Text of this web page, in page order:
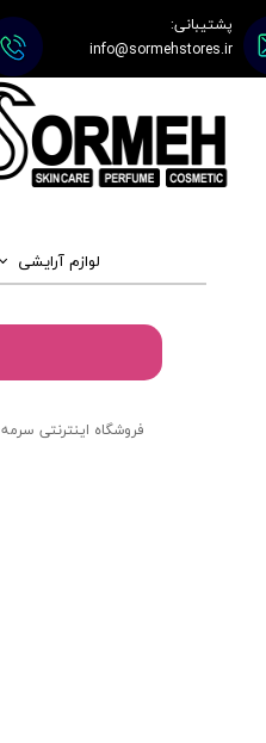
پشتیبانی:
info@sormehstores.ir
لوازم آرایشی
فروشگاه اینترنتی سرمه